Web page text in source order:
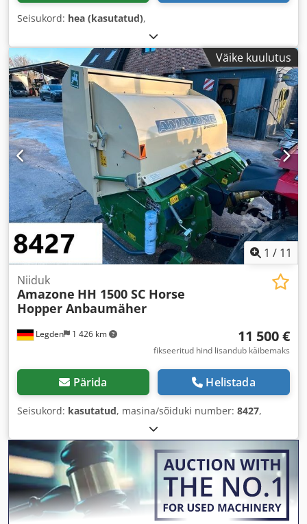
Seisukord: hea (kasutatud),
Väike kuulutus
1 / 11
Legden 1 426 km
Niiduk
Amazone HH 1500 SC Horse
Hopper Anbaumäher
11 500 €
fikseeritud hind lisandub käibemaks
Pärida Helistada
Seisukord: kasutatud, masina/sõiduki number: 8427,